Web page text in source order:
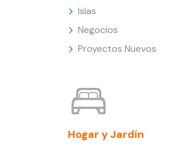
Islas
Negocios
Proyectos Nuevos
Hogar y Jardín